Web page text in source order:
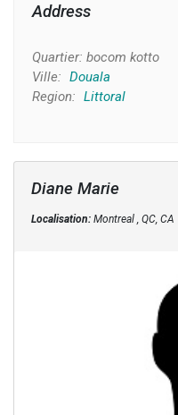
Address
Quartier: bocom kotto
Ville: Douala
Region: Littoral
Diane Marie
Localisation:Montreal , QC, CA